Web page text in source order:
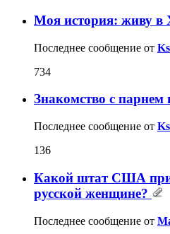
Моя история: живу в
Последнее сообщение от
734
Знакомство с
Последнее сообщение от
136
Какой штат США
русской женщине?
Последнее сообщение от